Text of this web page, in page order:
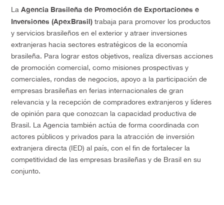
La Agencia Brasileña de Promoción de Exportaciones e
Inversiones (ApexBrasil) trabaja para promover los productos
y servicios brasileños en el exterior y atraer inversiones
extranjeras hacia sectores estratégicos de la economía
brasileña. Para lograr estos objetivos, realiza diversas acciones
de promoción comercial, como misiones prospectivas y
comerciales, rondas de negocios, apoyo a la participación de
empresas brasileñas en ferias internacionales de gran
relevancia y la recepción de compradores extranjeros y líderes
de opinión para que conozcan la capacidad productiva de
Brasil. La Agencia también actúa de forma coordinada con
actores públicos y privados para la atracción de inversión
extranjera directa (IED) al país, con el fin de fortalecer la
competitividad de las empresas brasileñas y de Brasil en su
conjunto.